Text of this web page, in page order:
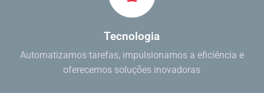
Tecnologia
Automatizamos tarefas, impulsionamos a eficiência e
oferecemos soluções inovadoras